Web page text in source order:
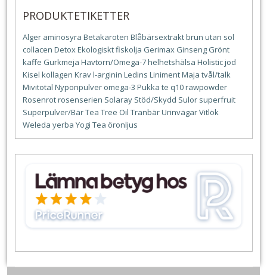
PRODUKTETIKETTER
Alger aminosyra Betakaroten Blåbärsextraktbrun utan sol
collacen DetoxEkologisktfiskolja Gerimax Ginseng Grönt
kaffe Gurkmeja Havtorn/Omega-7helhetshälsa Holisticjod
Kisel kollagen Kravl-arginin Ledins LinimentMaja tvål/talk
Mivitotal Nyponpulver omega-3 Pukka te q10rawpowder
Rosenrotrosenserien Solaray Stöd/Skydd Sulor superfruit
Superpulver/BärTea Tree Oil TranbärUrinvägarVitlök
Weleda yerba Yogi Tea öronljus